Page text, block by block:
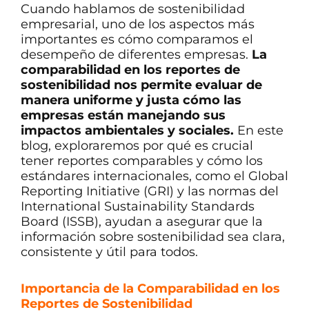
Cuando hablamos de sostenibilidad
empresarial, uno de los aspectos más
importantes es cómo comparamos el
desempeño de diferentes empresas. La
comparabilidad en los reportes de
sostenibilidad nos permite evaluar de
manera uniforme y justa cómo las
empresas están manejando sus
impactos ambientales y sociales. En este
blog, exploraremos por qué es crucial
tener reportes comparables y cómo los
estándares internacionales, como el Global
Reporting Initiative (GRI) y las normas del
International Sustainability Standards
Board (ISSB), ayudan a asegurar que la
información sobre sostenibilidad sea clara,
consistente y útil para todos.
Importancia de la Comparabilidad en los
Reportes de Sostenibilidad